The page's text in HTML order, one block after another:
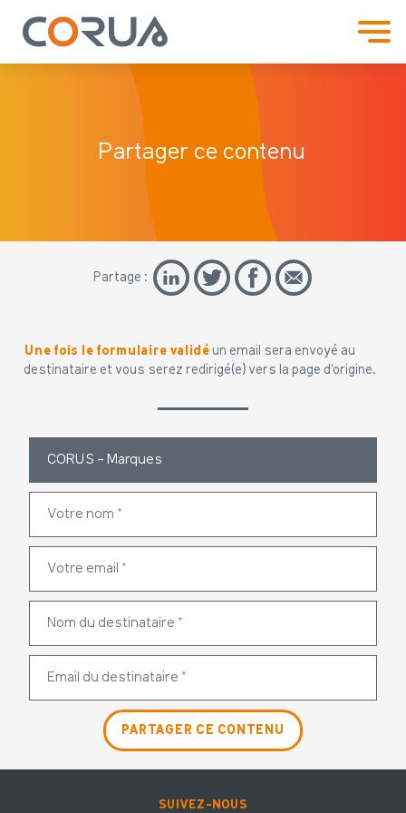
Partager ce contenu
Partage :
Une fois le formulaire validé un email sera envoyé au
destinataire et vous serez redirigé(e) vers la page d’origine.
SUIVEZ-NOUS